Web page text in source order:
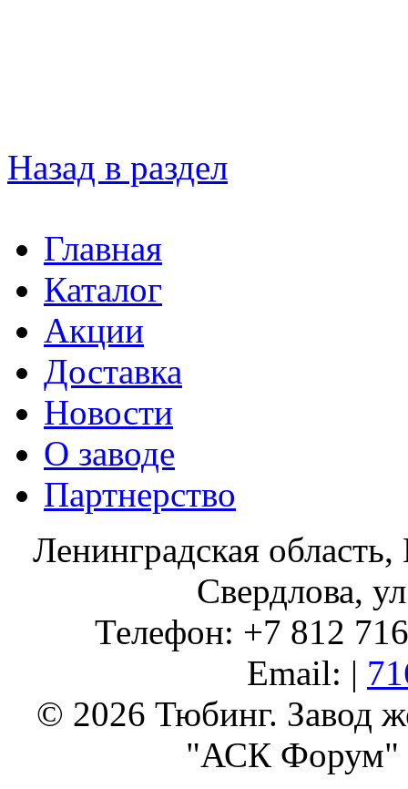
Назад в раздел
Главная
Каталог
Акции
Доставка
Новости
О заводе
Партнерство
Ленинградская
Свердлова,
Телефон: +7 812
Email: |
© 2026 Тюбинг. Завод
"АСК Форум"